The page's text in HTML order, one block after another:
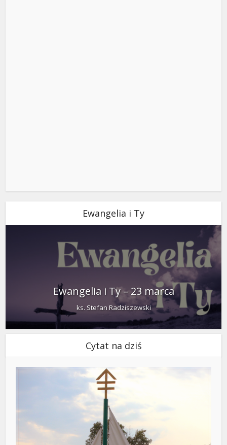
Ewangelia i Ty
Ewangelia i Ty – 23 marca
ks. Stefan Radziszewski
Cytat na dziś